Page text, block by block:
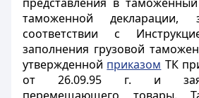
таможенной декларации,
соответствии с
заполнения грузовой
утвержденной приказом ТК
от 26.09.95 г. и